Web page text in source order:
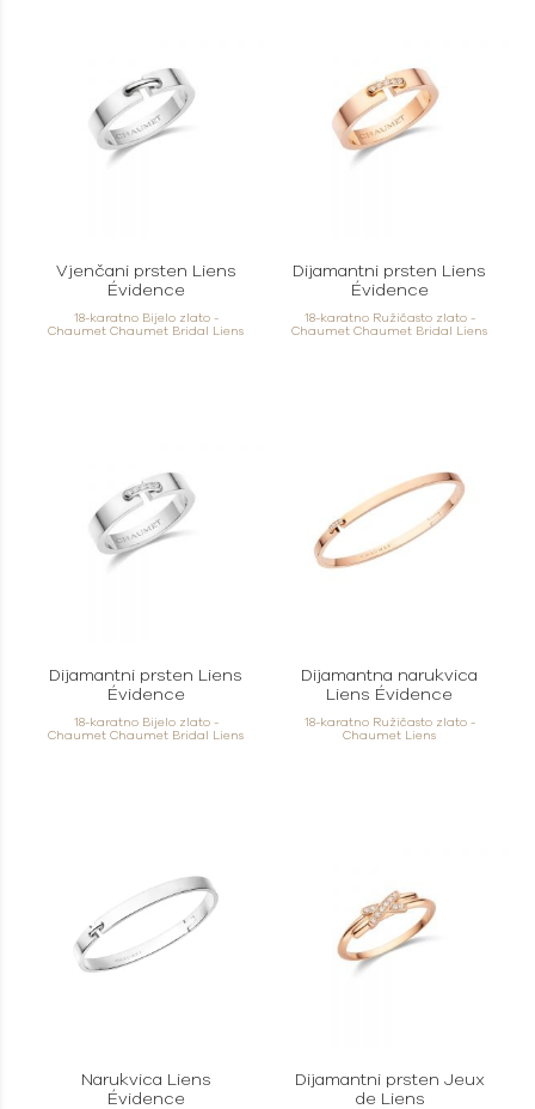
Vjenčani prsten Liens
Évidence
18-karatno Bijelo zlato -
Chaumet Chaumet Bridal Liens
Dijamantni prsten Liens
Évidence
18-karatno Ružičasto zlato -
Chaumet Chaumet Bridal Liens
Dijamantni prsten Liens
Évidence
18-karatno Bijelo zlato -
Chaumet Chaumet Bridal Liens
Dijamantna narukvica
Liens Évidence
18-karatno Ružičasto zlato -
Chaumet Liens
Narukvica Liens
Évidence
Dijamantni prsten Jeux
de Liens